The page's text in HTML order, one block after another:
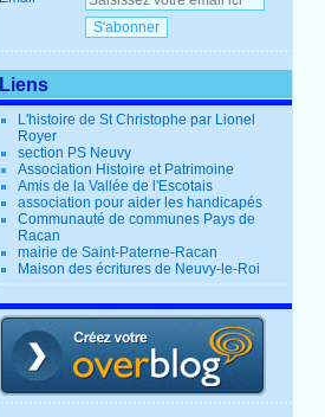
Liens
L'histoire de St Christophe par Lionel
Royer
section PS Neuvy
Association Histoire et Patrimoine
Amis de la Vallée de l'Escotais
association pour aider les handicapés
Communauté de communes Pays de
Racan
mairie de Saint-Paterne-Racan
Maison des écritures de Neuvy-le-Roi